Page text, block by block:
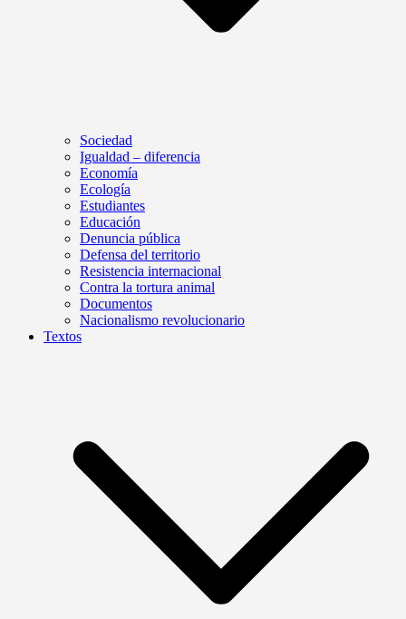
Sociedad
Igualdad – diferencia
Economía
Ecología
Estudiantes
Educación
Denuncia pública
Defensa del territorio
Resistencia internacional
Contra la tortura animal
Documentos
Nacionalismo revolucionario
Textos